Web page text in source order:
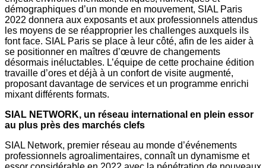
démographiques d’un monde en mouvement, SIAL Paris
2022 donnera aux exposants et aux professionnels attendus
les moyens de se réapproprier les challenges auxquels ils
font face. SIAL Paris se place à leur côté, afin de les aider à
se positionner en maîtres d’œuvre de changements
désormais inéluctables. L’équipe de cette prochaine édition
travaille d’ores et déjà à un confort de visite augmenté,
proposant davantage de services et un programme enrichi
mixant différents formats.
SIAL NETWORK, un réseau international en plein essor
au plus près des marchés clefs
SIAL Network, premier réseau au monde d’événements
professionnels agroalimentaires, connaît un dynamisme et